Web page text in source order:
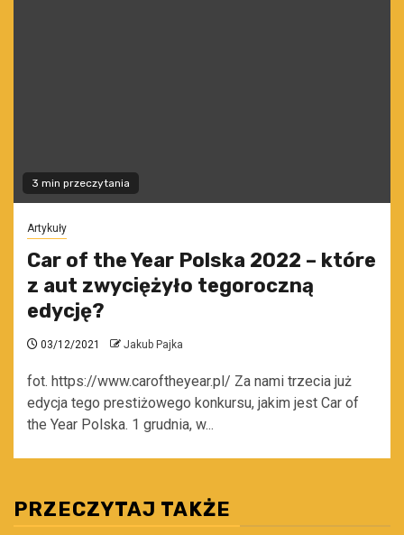
3 min przeczytania
Artykuły
Car of the Year Polska 2022 – które
z aut zwyciężyło tegoroczną
edycję?
03/12/2021 Jakub Pajka
fot. https://www.caroftheyear.pl/ Za nami trzecia już
edycja tego prestiżowego konkursu, jakim jest Car of
the Year Polska. 1 grudnia, w...
PRZECZYTAJ TAKŻE